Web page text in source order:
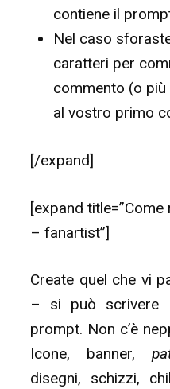
contiene il
Nel caso
caratteri per
commento (o
al vostro primo
[/expand]
[expand
– fanartist”]
Create quel che vi
– si può scrivere
prompt. Non c’è
Icone, banner,
disegni, schizzi,